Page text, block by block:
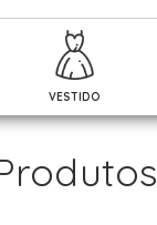
VESTIDO